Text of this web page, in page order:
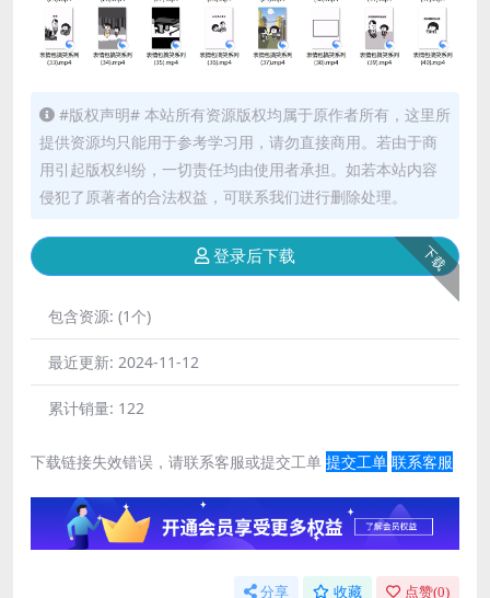
#版权声明# 本站所有资源版权均属于原作者所有，这里所
提供资源均只能用于参考学习用，请勿直接商用。若由于商
用引起版权纠纷，一切责任均由使用者承担。如若本站内容
侵犯了原著者的合法权益，可联系我们进行删除处理。
下载
登录后下载
包含资源: (1个)
最近更新: 2024-11-12
累计销量: 122
下载链接失效错误，请联系客服或提交工单 提交工单 联系客服
分享 收藏 点赞(0)